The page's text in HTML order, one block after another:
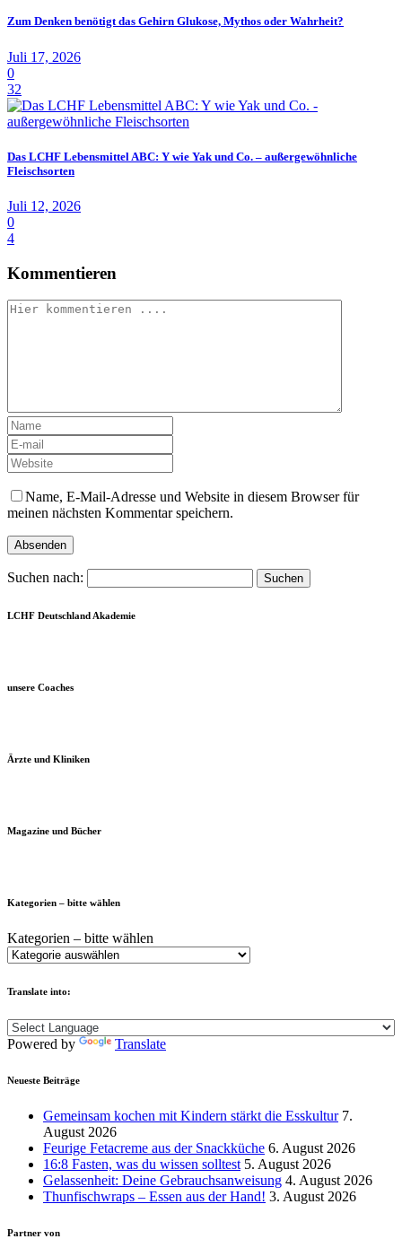
Zum Denken benötigt das Gehirn Glukose, Mythos oder Wahrheit?
Juli 17, 2026
0
32
Das LCHF Lebensmittel ABC: Y wie Yak und Co. – außergewöhnliche
Fleischsorten
Juli 12, 2026
0
4
Kommentieren
Name, E-Mail-Adresse und Website in diesem Browser für
meinen nächsten Kommentar speichern.
Suchen nach:
LCHF Deutschland Akademie
unsere Coaches
Ärzte und Kliniken
Magazine und Bücher
Kategorien – bitte wählen
Kategorien – bitte wählen
Translate into:
Powered by Translate
Neueste Beiträge
Gemeinsam kochen mit Kindern stärkt die Esskultur 7.
August 2026
Feurige Fetacreme aus der Snackküche 6. August 2026
16:8 Fasten, was du wissen solltest 5. August 2026
Gelassenheit: Deine Gebrauchsanweisung 4. August 2026
Thunfischwraps – Essen aus der Hand! 3. August 2026
Partner von